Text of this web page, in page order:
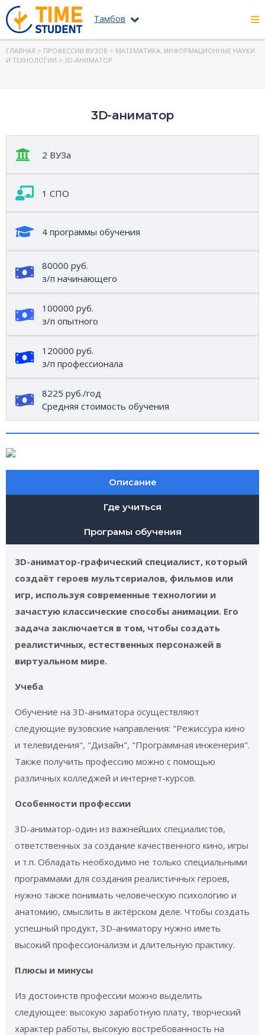
Тамбов
ГЛАВНАЯ > ПРОФЕССИИ ВУЗОВ > МАТЕМАТИКА, ИНФОРМАЦИОННЫЕ НАУКИ
И ТЕХНОЛОГИИ > 3D-АНИМАТОР
3D-аниматор
2 ВУЗа
1 СПО
4 программы обучения
80000 руб.
з/п начинающего
100000 руб.
з/п опытного
120000 руб.
з/п профессионала
8225 руб./год
Средняя стоимость обучения
Описание
Где учиться
Програмы обучения
3D-аниматор-графический специалист, который
создаёт героев мультсериалов, фильмов или
игр, используя современные технологии и
зачастую классические способы анимации. Его
задача заключается в том, чтобы создать
реалистичных, естественных персонажей в
виртуальном мире.
Учеба
Обучение на 3D-аниматора осуществляют
следующие вузовские направления: "Режиссура кино
и телевидения", "Дизайн", "Программная инженерия".
Также получить профессию можно с помощью
различных колледжей и интернет-курсов.
Особенности профессии
3D-аниматор-один из важнейших специалистов,
ответственных за создание качественного кино, игры
и т.п. Обладать необходимо не только специальными
программами для создания реалистичных героев,
нужно также понимать человеческую психологию и
анатомию, смыслить в актёрском деле. Чтобы создать
успешный продукт, 3D-аниматору нужно иметь
высокий профессионализм и длительную практику.
Плюсы и минусы
Из достоинств профессии можно выделить
следующее: высокую заработную плату, творческий
характер работы, высокую востребованность на